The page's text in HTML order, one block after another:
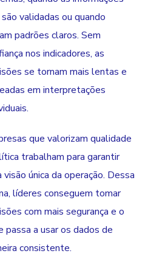
validadas ou quando
padrões claros. Sem
nos indicadores, as
se tornam mais lentas e
em interpretações
que valorizam qualidade
trabalham para garantir
visão única da operação. Dessa
líderes conseguem tomar
com mais segurança e o
passa a usar os dados de
consistente.